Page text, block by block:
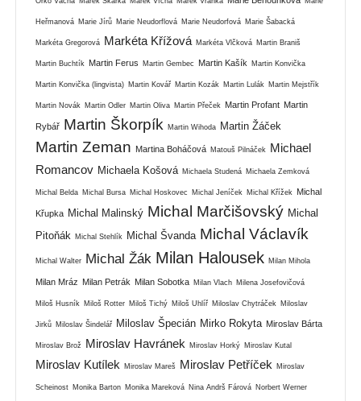
Heřmanová Marie Jírů Marie Neudorflová Marie Neudorfová Marie Šabacká
Markéta Gregorová Markéta Křížová Markéta Vlčková Martin Braniš
Martin Buchtík Martin Ferus Martin Gembec Martin Kašík Martin Konvička
Martin Konvička (lingvista) Martin Kovář Martin Kozák Martin Lulák Martin Mejstřík
Martin Novák Martin Odler Martin Oliva Martin Přeček Martin Profant Martin
Rybář Martin Škorpík Martin Wihoda Martin Žáček
Martin Zeman Martina Boháčová Matouš Pilnáček
Michael
Romancov Michaela Košová Michaela Studená Michaela Zemková
Michal Belda Michal Bursa Michal Hoskovec Michal Jeníček Michal Křížek Michal
Křupka Michal Malinský Michal Marčišovský Michal
Pitoňák
Michal Stehlík Michal Švanda Michal Václavík
Michal Walter Michal Žák Milan Halousek Milan Mihola
Milan Mráz Milan Petrák Milan Sobotka Milan Vlach Milena Josefovičová
Miloš Husník Miloš Rotter Miloš Tichý Miloš Uhlíř Miloslav Chytráček Miloslav
Jirků Miloslav Šindelář Miloslav Špecián Mirko Rokyta Miroslav Bárta
Miroslav Brož Miroslav Havránek Miroslav Horký Miroslav Kutal
Miroslav Kutílek Miroslav Mareš Miroslav Petříček Miroslav
Scheinost Monika Barton Monika Mareková Nina Andrš Fárová Norbert Werner